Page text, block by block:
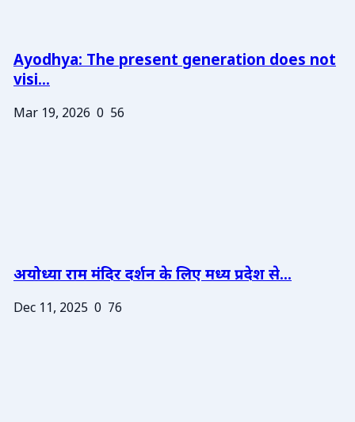
Ayodhya: The present generation does not
visi...
Mar 19, 2026 0 56
अयोध्या राम मंदिर दर्शन के लिए मध्य प्रदेश से...
Dec 11, 2025 0 76